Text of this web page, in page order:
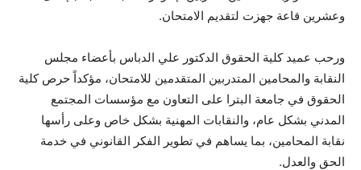
وعشرين قاعة جهزت لتقديم الامتحان.
ورحب عميد كلية الحقوق الدكتور علي الدباس بأعضاء مجلس
النقابة والمحامين المتدربين المتقدمين للامتحان، مؤكداً حرص كلية
الحقوق في جامعة البترا على التعاون مع مؤسسات المجتمع
المدني بشكل عام، والنقابات المهنية بشكل خاص وعلى رأسها
نقابة المحامين، بما يساهم في تطوير الفكر القانوني في خدمة
الحق والعدل.